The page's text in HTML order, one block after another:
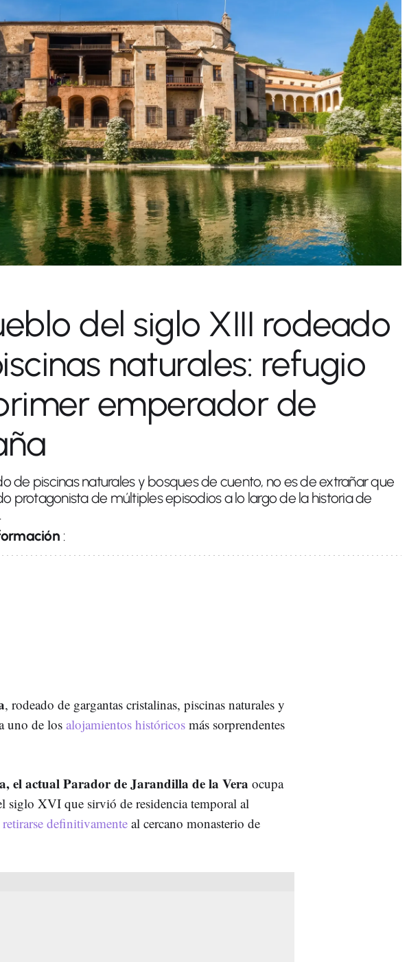
del siglo XIII rodeado
naturales: refugio
emperador de
de piscinas naturales y bosques de cuento, no es de extrañar que
protagonista de múltiples episodios a lo largo de la historia de
:
, rodeado de gargantas cristalinas, piscinas naturales y
uno de los alojamientos históricos más sorprendentes
el actual Parador de Jarandilla de la Vera ocupa
siglo XVI que sirvió de residencia temporal al
retirarse definitivamente al cercano monasterio de